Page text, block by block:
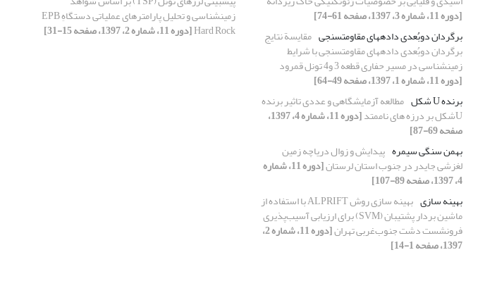
[دوره 11، شماره 3، 1397، صفحه 61-74]
برگردان دوبُعدی داده‎های مقاومت‎سنجی
مقایسة نتایج
برگردان دوبُعدی داده‎های مقاومت‎سنجی با شرایط
زمین‏شناسی در مسیر حفاری قطعه 3 و4 تونل قمرود
[دوره 11، شماره 1، 1397، صفحه 49-64]
برنده U شکل
مطالعه آزمایشگاهی و عددی تاثیر برنده
Uشکل بر درزه های ناممتد [دوره 11، شماره 4، 1397،
صفحه 69-87]
بهمن سنگی سیمره پیدایش و زوال دریاچه زمین
لغزشی جایدر در جنوب استان لرستان [دوره 11، شماره
4، 1397، صفحه 89-107]
بهینه سازی
بهینه سازی روش ALPRIFT با استفاده از
ماشین بردار پشتیبان (SVM) برای ارزیابی آسیب‌پذیری
فرونشست دشت جنوب‌غربی تهران [دوره 11، شماره 2،
1397، صفحه 1-14]
زمین‎شناسی و تحلیل پارامترهای عملیاتی دستگاهِ EPB
Hard Rock[دوره 11، شماره 2، 1397، صفحه 15-31]